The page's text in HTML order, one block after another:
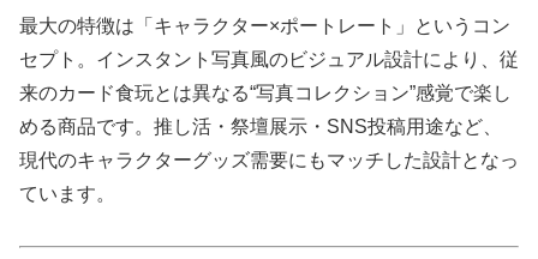
最大の特徴は「キャラクター×ポートレート」というコン
セプト。インスタント写真風のビジュアル設計により、従
来のカード食玩とは異なる“写真コレクション”感覚で楽し
める商品です。推し活・祭壇展示・SNS投稿用途など、
現代のキャラクターグッズ需要にもマッチした設計となっ
ています。